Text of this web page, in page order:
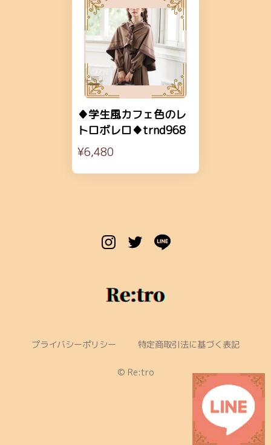
♦学生風カフェ色のレ
トロボレロ♦trnd968
¥6,480
プライバシーポリシー 特定商取引法に基づく表記
©︎ Re:tro